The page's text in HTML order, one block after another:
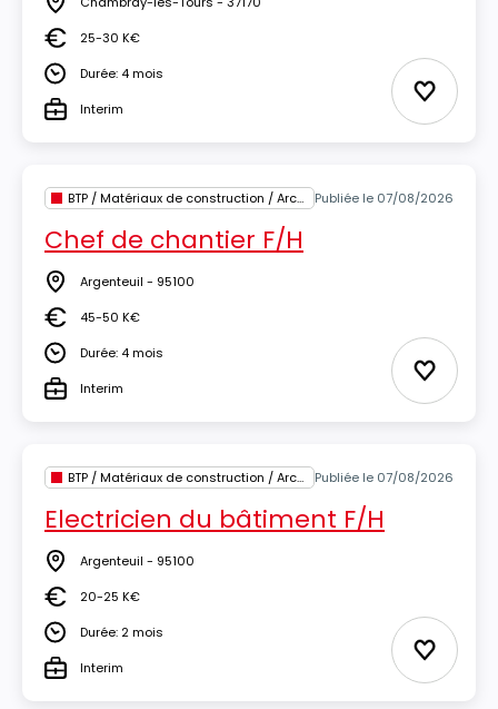
Lieu
Salaire25-30 K€
DuréeDurée: 4 mois
TypeInterim Ajouter
BTP / Matériaux de construction / Architecture Publiée le 07/08/2026
Chef de chantier F/H
Lieu Argenteuil - 95100
Salaire45-50 K€
DuréeDurée: 4 mois
TypeInterim Ajouter
BTP / Matériaux de construction / Architecture Publiée le 07/08/2026
Electricien du bâtiment F/H
Lieu Argenteuil - 95100
Salaire20-25 K€
DuréeDurée: 2 mois
TypeInterim Ajouter